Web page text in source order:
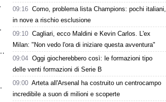
09:16 Como, problema lista Champions: pochi italiani,
in nove a rischio esclusione
09:10 Cagliari, ecco Maldini e Kevin Carlos. L'ex
Milan: "Non vedo l'ora di iniziare questa avventura"
09:04 Oggi giocherebbero così: le formazioni tipo
delle venti formazioni di Serie B
09:00 Arteta all'Arsenal ha costruito un centrocampo
incredibile a suon di milioni e scoperte